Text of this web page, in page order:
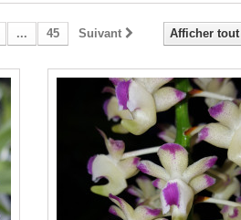
Afficher tout
... 45 Suivant